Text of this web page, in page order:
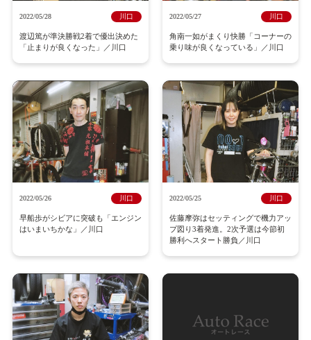
2022/05/28 川口
渡辺篤が準決勝戦2着で優出決めた
「止まりが良くなった」／川口
2022/05/27 川口
角南一如がまくり快勝「コーナーの
乗り味が良くなっている」／川口
2022/05/26 川口
早船歩がシビアに突破も「エンジン
はいまいちかな」／川口
2022/05/25 川口
佐藤摩弥はセッティングで機力アッ
プ図り3着発進。2次予選は今節初
勝利へスタート勝負／川口